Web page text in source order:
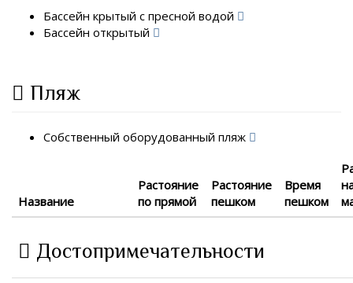
Бассейн крытый с пресной водой
Бассейн открытый
Пляж
Собственный оборудованный пляж
Название
Растояние
по прямой
Растояние
пешком
Время
пешком
Достопримечательности